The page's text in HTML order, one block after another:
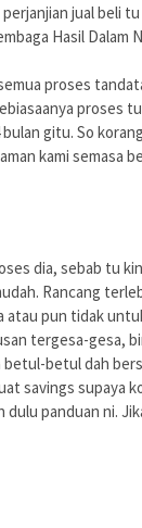
jual beli
Hasil Dalam
proses
proses
gitu. So
kami semasa
dia, sebab tu
Rancang
atau pun tidak
tergesa-gesa,
betul-betul dah
savings supaya
dulu panduan ni.